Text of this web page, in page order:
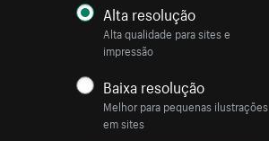
Alta resolução
Alta qualidade para sites e
impressão
Baixa resolução
Melhor para pequenas ilustrações
em sites